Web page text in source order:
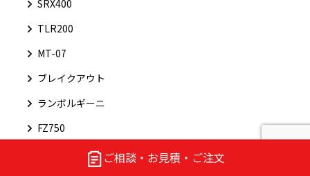
ご相談・お見積・ご注文
SRX400
TLR200
MT-07
ブレイクアウト
ランボルギーニ
FZ750